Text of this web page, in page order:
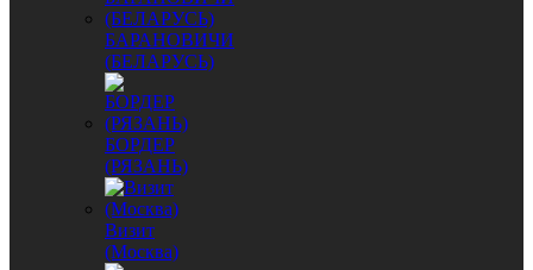
БАРАНОВИЧИ
(БЕЛАРУСЬ)
БОРДЕР
(РЯЗАНЬ)
Визит
(Москва)